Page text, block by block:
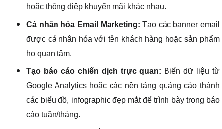
hoặc thông điệp khuyến mãi khác nhau.
Cá nhân hóa Email Marketing: Tạo các banner email
được cá nhân hóa với tên khách hàng hoặc sản phẩm
họ quan tâm.
Tạo báo cáo chiến dịch trực quan: Biến dữ liệu từ
Google Analytics hoặc các nền tảng quảng cáo thành
các biểu đồ, infographic đẹp mắt để trình bày trong báo
cáo tuần/tháng.